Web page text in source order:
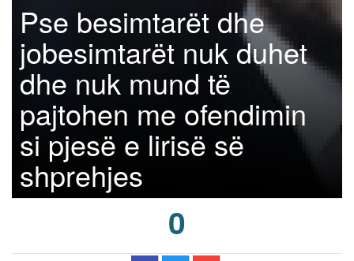
Pse besimtarët dhe
jobesimtarët nuk duhet
dhe nuk mund të
pajtohen me ofendimin
si pjesë e lirisë së
shprehjes
0